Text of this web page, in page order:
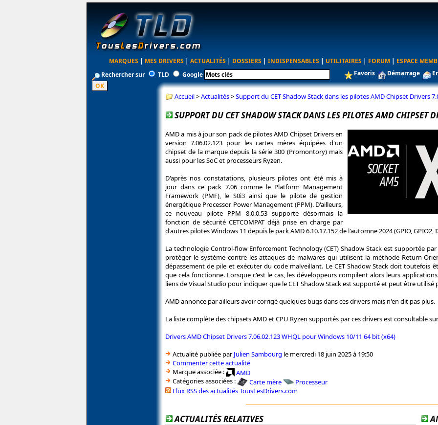
MARQUES | MES DRIVERS | ACTUALITÉS | DOSSIERS | INDISPENSABLES | UTILITAIRES | FORUM | ESPACE
Rechercher sur
TLD Google Favoris Démarrage
Accueil>Actualités>Support du CET Shadow Stack dans les pilotes AMD Chipset Drivers
SUPPORT DU CET SHADOW STACK DANS LES PILOTES AMD CHIPSET
AMD a mis à jour son pack de pilotes AMD Chipset Drivers en
version 7.06.02.123 pour les cartes mères équipées d'un
chipset de la marque depuis la série 300 (Promontory) mais
aussi pour les SoC et processeurs Ryzen.
D'après nos constatations, plusieurs pilotes ont été mis à
jour dans ce pack 7.06 comme le Platform Management
Framework (PMF), le S0i3 ainsi que le pilote de gestion
énergétique Processor Power Management (PPM). D'ailleurs,
ce nouveau pilote PPM 8.0.0.53 supporte désormais la
fonction de sécurité CETCOMPAT déjà prise en charge par
d'autres pilotes Windows 11 depuis le pack AMD 6.10.17.152 de l'automne 2024 (GPIO, GPIO2,
La technologie Control-flow Enforcement Technology (CET) Shadow Stack est supportée
protéger le système contre les attaques de malwares qui utilisent la méthode Return-
dépassement de pile et exécuter du code malveillant. Le CET Shadow Stack doit toutefois
que cela fonctionne. Lorsque c'est le cas, les développeurs compilent alors leurs
liens de Visual Studio pour indiquer que le CET Shadow Stack est supporté et peut être utilisé
AMD annonce par ailleurs avoir corrigé quelques bugs dans ces drivers mais n'en dit pas plus.
La liste complète des chipsets AMD et CPU Ryzen supportés par ces drivers est consultable
Drivers AMD Chipset Drivers 7.06.02.123 WHQL pour Windows 10/11 64 bit (x64)
Actualité publiée parJulien Sambourg le mercredi 18 juin 2025 à 19:50
Commenter cette actualité
Marque associée :
AMD
Catégories associées :
Carte mère
Processeur
Flux RSS des actualités TousLesDrivers.com
ACTUALITÉS RELATIVES